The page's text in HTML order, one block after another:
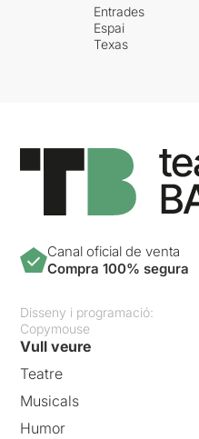
Entrades
Espai
Texas
Canal oficial de venta
Compra 100% segura
Disseny i programació:
Copymouse
Vull veure
Teatre
Musicals
Humor